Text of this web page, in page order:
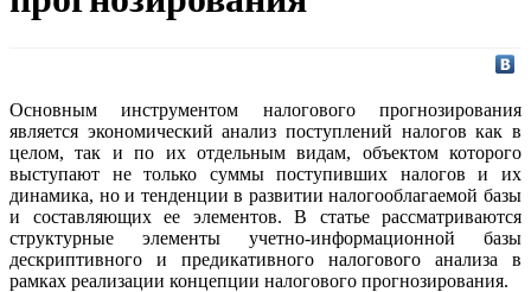
Основным инструментом налогового прогнозирования
является экономический анализ поступлений налогов как в
целом, так и по их отдельным видам, объектом которого
выступают не только суммы поступивших налогов и их
динамика, но и тенденции в развитии налогооблагаемой базы
и составляющих ее элементов. В статье рассматриваются
структурные элементы учетно-информационной базы
дескриптивного и предикативного налогового анализа в
рамках реализации концепции налогового прогнозирования.